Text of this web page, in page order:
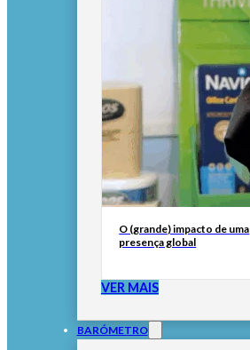
O (grande) impacto de uma
presença global
VER MAIS
BARÓMETRO